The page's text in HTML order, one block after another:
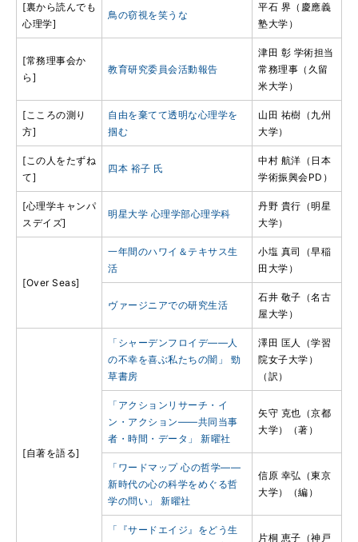
[裏から読んでも
心理学]
鳥の窃視を笑うな
平石 界（慶應義
塾大学）
[常務理事会か
ら]
教育研究委員会活動報告
津田 彰 学術担当
常務理事（久留
米大学）
[こころの測り
方]
自由を棄てて透明な心理学を
掴む
山田 祐樹（九州
大学）
[この人をたずね
て]
四本 裕子 氏
中村 航洋（日本
学術振興会PD）
[心理学キャンパ
スデイズ]
明星大学 心理学部心理学科
丹野 貴行（明星
大学）
[Over Seas]
一年間のハワイ＆テキサス生
活
小塩 真司（早稲
田大学）
ヴァージニアでの研究生活
石井 敬子（名古
屋大学）
[自著を語る]
「シャーデンフロイデ――人
の不幸を喜ぶ私たちの闇」 勁
草書房
澤田 匡人（学習
院女子大学）
（訳）
「アクションリサーチ・イ
ン・アクション――共同当事
者・時間・データ」 新曜社
矢守 克也（京都
大学）（著）
「ワードマップ 心の哲学――
新時代の心の科学をめぐる哲
学の問い」 新曜社
信原 幸弘（東京
大学）（編）
「『サードエイジ』をどう生
片桐 恵子（神戸